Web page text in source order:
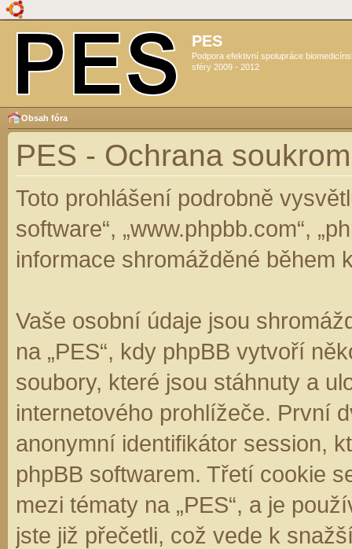
PES
Podpora efektivní spolupráce
sféry 2009 - 2012
Obsah fóra
PES - Ochrana
Toto prohlášení podrobně
software“, „www.phpbb.com“,
informace shromážděné během
Vaše osobní údaje jsou
na „PES“, kdy phpBB vytvoří
soubory, které jsou stáhnuty a
internetového prohlížeče. První
anonymní identifikátor session,
phpBB softwarem. Třetí cookie
mezi tématy na „PES“, a je
jste již přečetli, což vede k